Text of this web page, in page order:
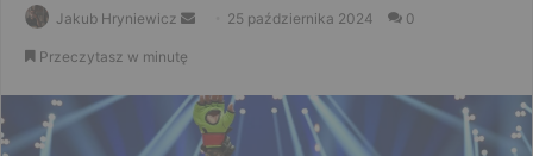
Jakub Hryniewicz
Send 25 października 2024 0
Przeczytasz w minutę